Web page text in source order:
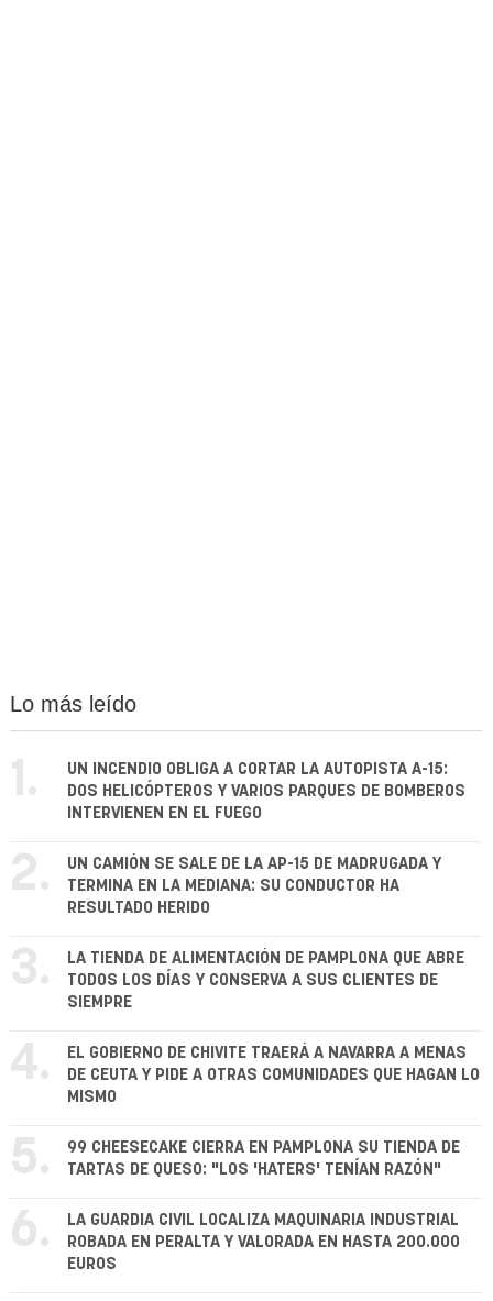
Lo más leído
1.
UN INCENDIO OBLIGA A CORTAR LA AUTOPISTA A-15:
DOS HELICÓPTEROS Y VARIOS PARQUES DE BOMBEROS
INTERVIENEN EN EL FUEGO
2.
UN CAMIÓN SE SALE DE LA AP-15 DE MADRUGADA Y
TERMINA EN LA MEDIANA: SU CONDUCTOR HA
RESULTADO HERIDO
3.
LA TIENDA DE ALIMENTACIÓN DE PAMPLONA QUE ABRE
TODOS LOS DÍAS Y CONSERVA A SUS CLIENTES DE
SIEMPRE
4.
EL GOBIERNO DE CHIVITE TRAERÁ A NAVARRA A MENAS
DE CEUTA Y PIDE A OTRAS COMUNIDADES QUE HAGAN LO
MISMO
5.
99 CHEESECAKE CIERRA EN PAMPLONA SU TIENDA DE
TARTAS DE QUESO: "LOS 'HATERS' TENÍAN RAZÓN"
6.
LA GUARDIA CIVIL LOCALIZA MAQUINARIA INDUSTRIAL
ROBADA EN PERALTA Y VALORADA EN HASTA 200.000
EUROS